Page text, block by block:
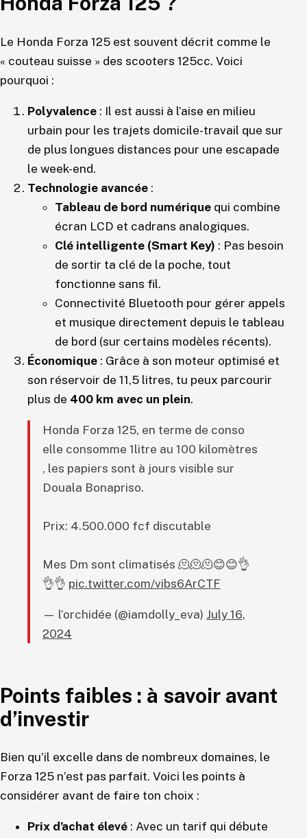
Le Honda Forza 125 est souvent décrit comme le
« couteau suisse » des scooters 125cc. Voici
pourquoi :
Polyvalence : Il est aussi à l’aise en milieu
urbain pour les trajets domicile-travail que sur
de plus longues distances pour une escapade
le week-end.
Technologie avancée :
Tableau de bord numérique qui combine
écran LCD et cadrans analogiques.
Clé intelligente (Smart Key) : Pas besoin
de sortir ta clé de la poche, tout
fonctionne sans fil.
Connectivité Bluetooth pour gérer appels
et musique directement depuis le tableau
de bord (sur certains modèles récents).
Économique : Grâce à son moteur optimisé et
son réservoir de 11,5 litres, tu peux parcourir
plus de 400 km avec un plein.
Honda Forza 125, en terme de conso
elle consomme 1litre au 100 kilomètres
, les papiers sont à jours visible sur
Douala Bonapriso.
Prix: 4.500.000 fcf discutable
Mes Dm sont climatisés 🫠🫠🫠😊😊👌
👌👌 pic.twitter.com/vibs6ArCTF
— l’orchidée (@iamdolly_eva) July 16,
2024
Points faibles : à savoir avant
d’investir
Bien qu’il excelle dans de nombreux domaines, le
Forza 125 n’est pas parfait. Voici les points à
considérer avant de faire ton choix :
Prix d’achat élevé : Avec un tarif qui débute